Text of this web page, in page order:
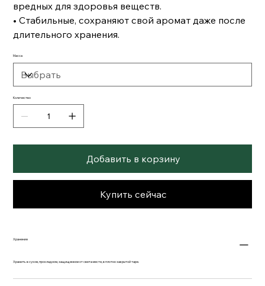
вредных для здоровья веществ.
• Стабильные, сохраняют свой аромат даже после
длительного хранения.
Масса
Количество
Добавить в корзину
Купить сейчас
Хранение
Хранить в сухом, прохладном, защищенном от света месте, в плотно закрытой таре.